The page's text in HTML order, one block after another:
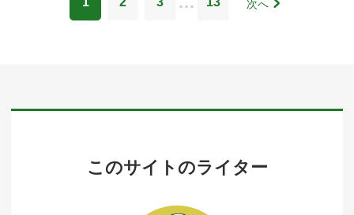
次へ
このサイトのライター